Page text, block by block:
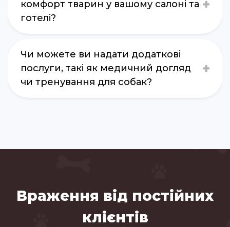
комфорт тварин у вашому салоні та
готелі?
Чи можете ви надати додаткові
послуги, такі як медичний догляд
чи тренування для собак?
Враження від постійних
клієнтів